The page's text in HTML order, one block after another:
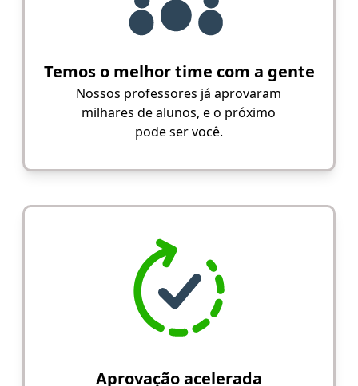
Temos o melhor time com a gente
Nossos professores já aprovaram
milhares de alunos, e o próximo
pode ser você.
Aprovação acelerada